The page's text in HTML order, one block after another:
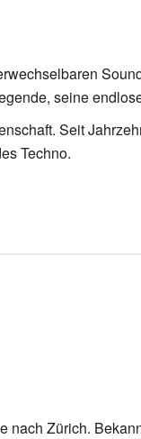
seine
Seit
Techno.
Zürich.